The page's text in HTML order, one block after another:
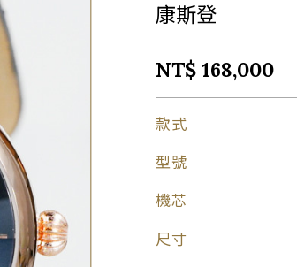
康斯登
NT$ 168,000
款式
型號
機芯
尺寸